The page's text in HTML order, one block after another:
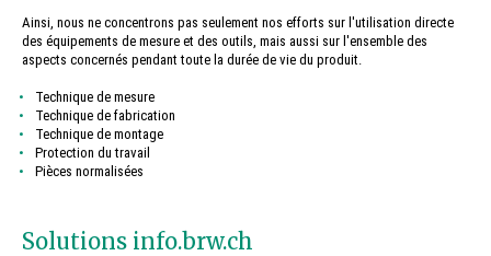
Ainsi, nous ne concentrons pas seulement nos efforts sur l'utilisation directe
des équipements de mesure et des outils, mais aussi sur l'ensemble des
aspects concernés pendant toute la durée de vie du produit.
Technique de mesure
Technique de fabrication
Technique de montage
Protection du travail
Pièces normalisées
Solutions info.brw.ch